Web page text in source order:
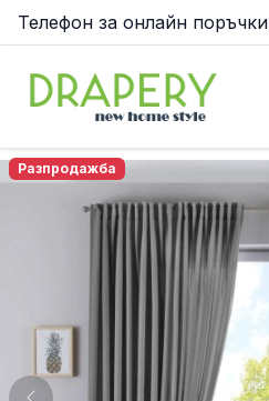
Телефон за онлайн поръчки
Разпродажба